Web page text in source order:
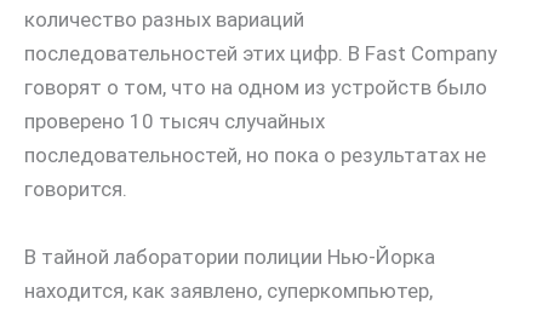
количество разных вариаций
последовательностей этих цифр. В Fast Company
говорят о том, что на одном из устройств было
проверено 10 тысяч случайных
последовательностей, но пока о результатах не
говорится.
В тайной лаборатории полиции Нью-Йорка
находится, как заявлено, суперкомпьютер,